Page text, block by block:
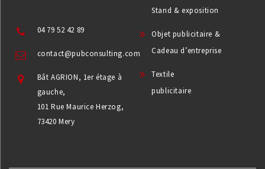
04 79 52 42 89
contact@pubconsulting.com
Bât AGRION, 1er étage à
gauche,
101 Rue Maurice Herzog,
73420 Mery
Stand & exposition
Objet publicitaire &
Cadeau d’entreprise
Textile
publicitaire